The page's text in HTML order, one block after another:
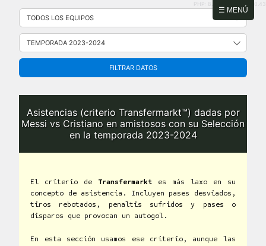
☰ MENÚ
Saltar
contenido
PHP: 8.2.31 | MySQL: 8.0.43
FILTRAR DATOS
Asistencias (criterio Transfermarkt™) dadas por
Messi vs Cristiano en amistosos con su Selección
en la temporada 2023-2024
El criterio de Transfermarkt es más laxo en su
concepto de asistencia. Incluyen pases desviados,
tiros rebotados, penaltis sufridos y pases o
disparos que provocan un autogol.
En esta sección usamos ese criterio, aunque las